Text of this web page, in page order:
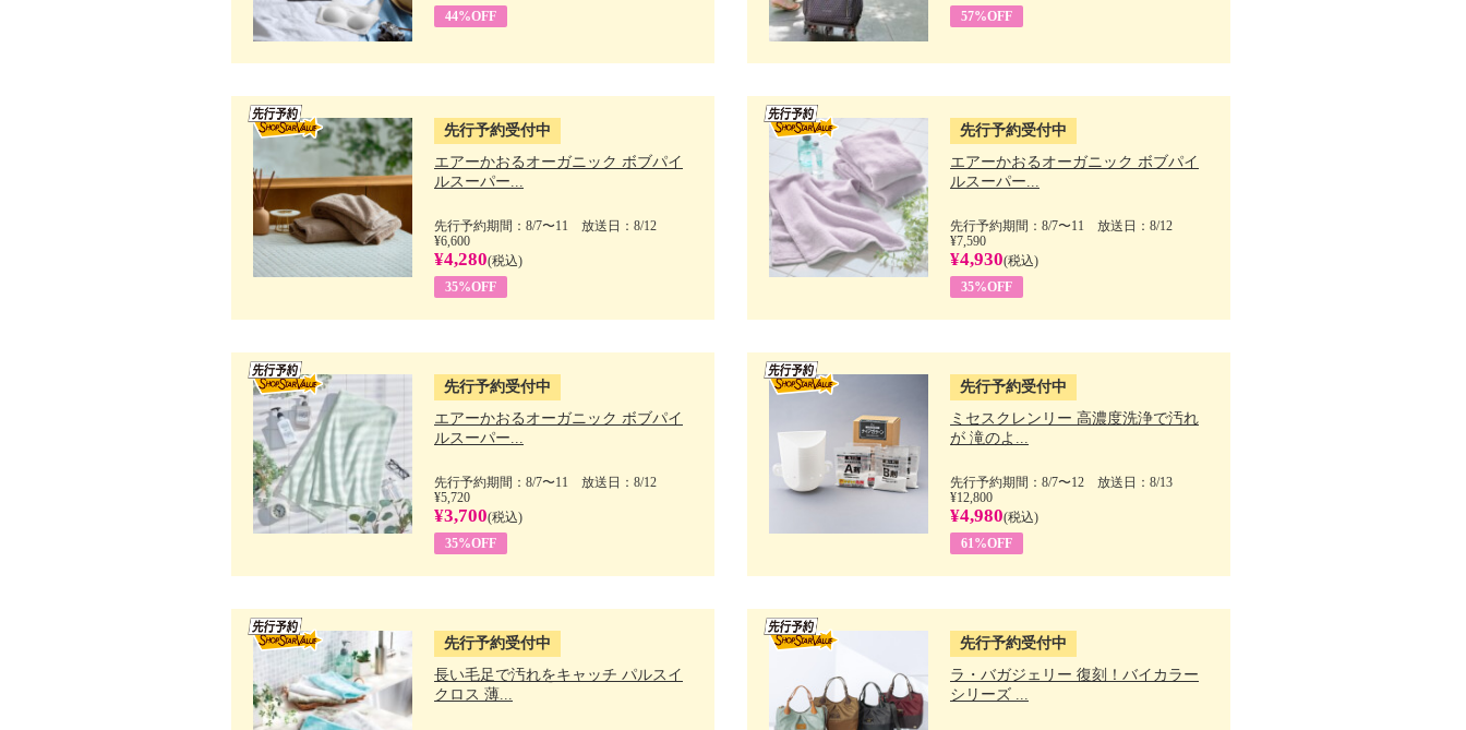
44%OFF
57%OFF
先行予約受付中
エアーかおるオーガニック ボブパイ
ルスーパー...
先行予約期間：8/7〜11 放送日：8/12
¥6,600
¥4,280(税込)
35%OFF
先行予約受付中
エアーかおるオーガニック ボブパイ
ルスーパー...
先行予約期間：8/7〜11 放送日：8/12
¥7,590
¥4,930(税込)
35%OFF
先行予約受付中
エアーかおるオーガニック ボブパイ
ルスーパー...
先行予約期間：8/7〜11 放送日：8/12
¥5,720
¥3,700(税込)
35%OFF
先行予約受付中
ミセスクレンリー 高濃度洗浄で汚れ
が 滝のよ...
先行予約期間：8/7〜12 放送日：8/13
¥12,800
¥4,980(税込)
61%OFF
先行予約受付中
長い毛足で汚れをキャッチ パルスイ
クロス 薄...
先行予約受付中
ラ・バガジェリー 復刻！バイカラー
シリーズ ...